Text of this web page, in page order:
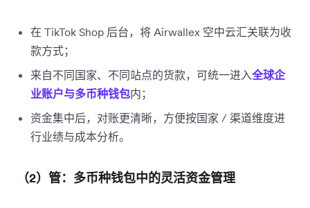
在 TikTok Shop 后台，将 Airwallex 空中云汇关联为收
款方式；
来自不同国家、不同站点的货款，可统一进入全球企
业账户与多币种钱包内；
资金集中后，对账更清晰，方便按国家 / 渠道维度进
行业绩与成本分析。
（2）管：多币种钱包中的灵活资金管理